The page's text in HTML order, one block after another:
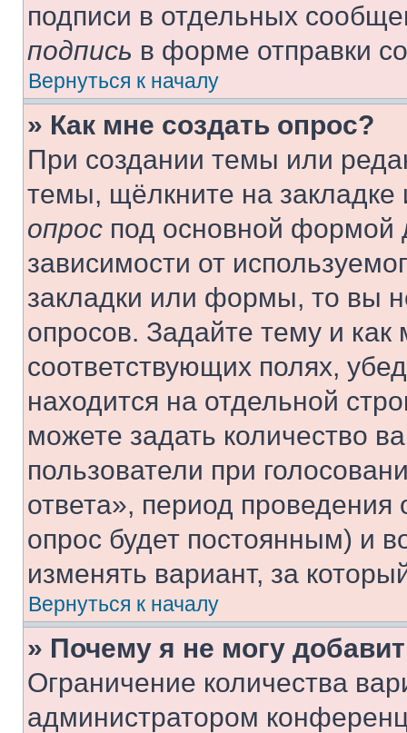
подписи в отдельных
подпись в форме отправки
Вернуться к началу
» Как мне создать опрос?
При создании темы или
темы, щёлкните на
опрос под основной формой
зависимости от
закладки или формы, то вы
опросов. Задайте тему и
соответствующих полях,
находится на отдельной
можете задать количество
пользователи при
ответа», период проведения
опрос будет постоянным) и
изменять вариант, за
Вернуться к началу
» Почему я не могу
Ограничение количества
администратором